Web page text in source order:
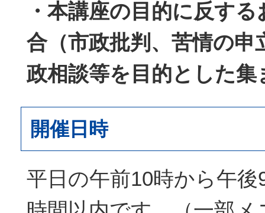
・本講座の目的に反す
合（市政批判、苦情の申
政相談等を目的とした集
開催日時
平日の午前10時から午